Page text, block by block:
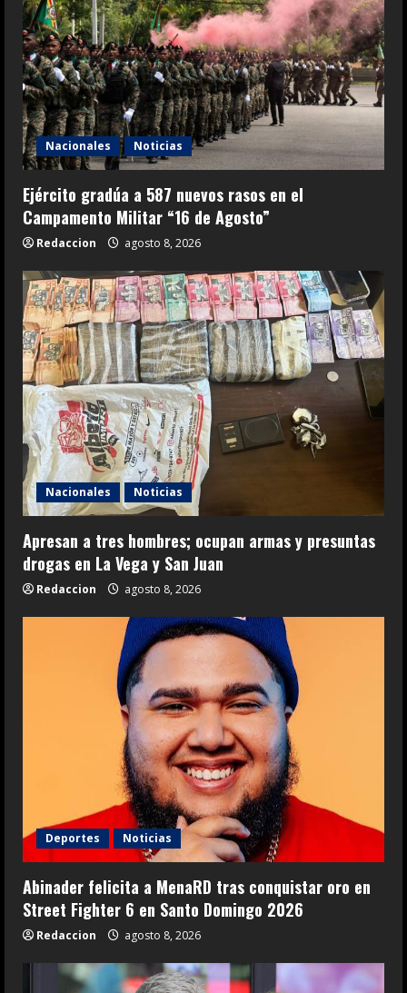
Nacionales Noticias
Ejército gradúa a 587 nuevos rasos en el
Campamento Militar “16 de Agosto”
Redaccion agosto 8, 2026
Nacionales Noticias
Apresan a tres hombres; ocupan armas y presuntas
drogas en La Vega y San Juan
Redaccion agosto 8, 2026
Deportes Noticias
Abinader felicita a MenaRD tras conquistar oro en
Street Fighter 6 en Santo Domingo 2026
Redaccion agosto 8, 2026